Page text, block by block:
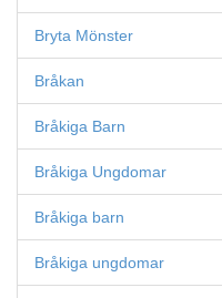
Bryta Mönster
Bråkan
Bråkiga Barn
Bråkiga Ungdomar
Bråkiga barn
Bråkiga ungdomar